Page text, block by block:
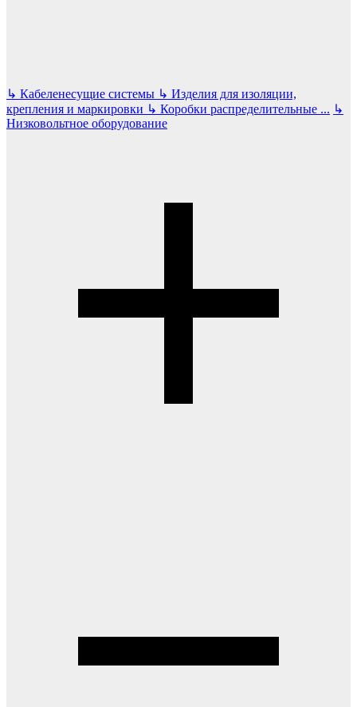
↳ Кабеленесущие системы ↳ Изделия для изоляции,
крепления и маркировки ↳ Коробки распределительные ... ↳
Низковольтное оборудование